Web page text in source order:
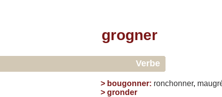
grogner
Verbe
> bougonner: ronchonner,
> gronder